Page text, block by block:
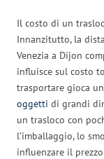
Il costo di un
Innanzitutto, la
Venezia a Dijon
influisce sul costo
trasportare gioca
oggetti di grandi
un trasloco con
l’imballaggio, lo
influenzare il